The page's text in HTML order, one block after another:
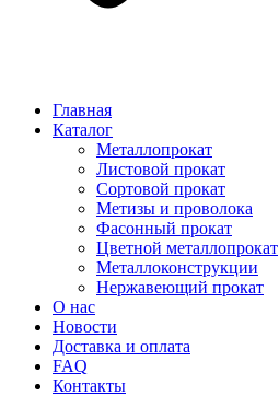
Главная
Каталог
Металлопрокат
Листовой прокат
Сортовой прокат
Метизы и проволока
Фасонный прокат
Цветной металлопрокат
Металлоконструкции
Нержавеющий прокат
О нас
Новости
Доставка и оплата
FAQ
Контакты